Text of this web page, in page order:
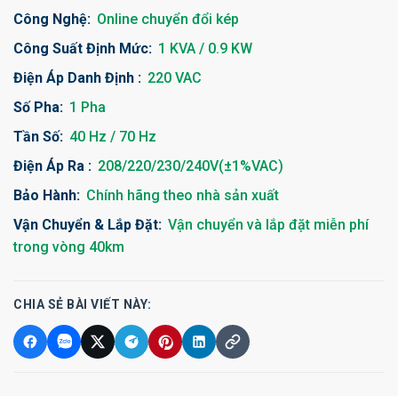
Công Nghệ: Online chuyển đổi kép
Công Suất Định Mức: 1 KVA / 0.9 KW
Điện Áp Danh Định : 220 VAC
Số Pha: 1 Pha
Tần Số: 40 Hz / 70 Hz
Điện Áp Ra : 208/220/230/240V(±1%VAC)
Bảo Hành: Chính hãng theo nhà sản xuất
Vận Chuyển & Lắp Đặt: Vận chuyển và lắp đặt miễn phí
trong vòng 40km
CHIA SẺ BÀI VIẾT NÀY: